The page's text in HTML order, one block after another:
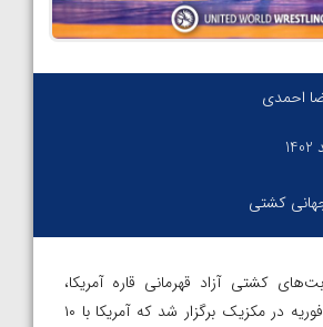
احمدی
کشتی
کشتی آزاد قهرمانی قاره آمریکا،
روزهای ۲۳ و ۲۴ فوریه در مکزیک برگزار شد که آمریکا با ۱۰